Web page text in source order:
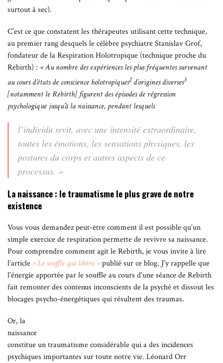
surtout à sec).
C’est ce que constatent les thérapeutes utilisant cette technique,
au premier rang desquels le célèbre psychiatre Stanislav Grof,
fondateur de la Respiration Holotropique (technique proche du
Rebirth) : « Au nombre des expériences les plus fréquentes survenant
au cours d’états de conscience holotropiques2d’origines diverses3
[notamment le Rebirth] figurent des épisodes de régression
psychologique jusqu’à la naissance, pendant lesquels
l’individu revit, avec une intensité extraordinaire,
toutes les émotions, les sensations physiques, les
postures du corps et autres aspects de ce
processus. »
La naissance : le traumatisme le plus grave de notre
existence
Vous vous demandez peut-être comment il est possible qu’un
simple exercice de respiration permette de revivre sa naissance.
Pour comprendre comment agit le Rebirth, je vous invite à lire
l’article « Le souffle qui libère »publié sur ce blog. J’y rappelle que
l’énergie apportée par le souffle au cours d’une séance de Rebirth
fait remonter des contenus inconscients de la psyché et dissout les
blocages psycho-énergétiques qui résultent des traumas.
Or, la
naissance
constitue un traumatisme considérable qui a des incidences
psychiques importantes sur toute notre vie. Léonard Orr